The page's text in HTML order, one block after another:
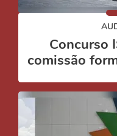
Concurso
comissão